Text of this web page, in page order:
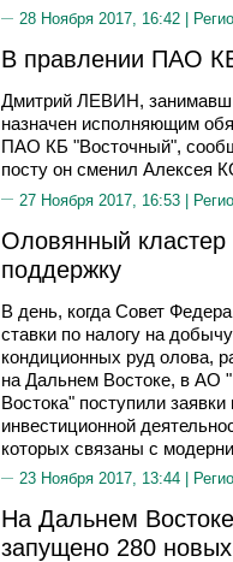
28 Ноября 2017, 16:42 |
В правлении ПАО
Дмитрий ЛЕВИН,
назначен исполняющим
ПАО КБ "Восточный",
посту он сменил Алексея
27 Ноября 2017, 16:53 |
Оловянный кластер
поддержку
В день, когда Совет
ставки по налогу на
кондиционных руд олова,
на Дальнем Востоке, в АО
Востока" поступили
инвестиционной
которых связаны с
23 Ноября 2017, 13:44 |
На Дальнем
запущено 280